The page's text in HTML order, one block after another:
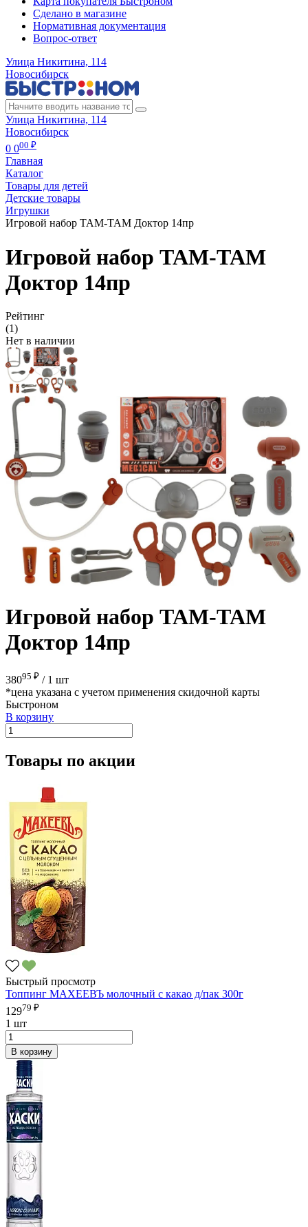
Сделано в магазине
Нормативная документация
Вопрос-ответ
Улица Никитина, 114
Новосибирск
Улица Никитина, 114
Новосибирск
0 000 ₽
Главная
Каталог
Товары для детей
Детские товары
Игрушки
Игровой набор ТАМ-ТАМ Доктор 14пр
Игровой набор ТАМ-ТАМ
Доктор 14пр
Рейтинг
(1)
Нет в наличии
Игровой набор ТАМ-ТАМ
Доктор 14пр
38095 ₽ / 1 шт
*цена указана с учетом применения скидочной карты
Быстроном
В корзину
Товары по акции
Быстрый просмотр
Топпинг МАХЕЕВЪ молочный с какао д/пак 300г
12979 ₽
1 шт
В корзину